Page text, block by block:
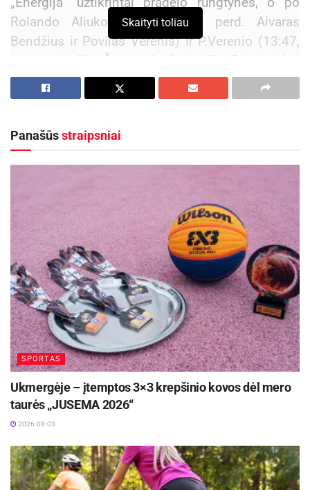
Rolando Aliukonio (7:09, rez. perd. Aivaras
Bendžius ir Povilas Verenis) ir P.Verenio (13:47,
rez. perd. Ilja Četvertakas) įvarčių šeimininkai
išsiveržė į priekį 2:0.
rez. perd. P.Verenis ir A.Bendžius), kuris jau 31-ą
kėlinio sekundę padidino atotrūkį nuo varžovų iki
Aktualios
Savaitgalį geriausi Lietuvos slalomo meistrai
rinksis Zarasuose
2026-08-04
Kupiškio mariose vyks Baltijos vandens
motociklų čempionato finalas
2026-08-04
Netrukus „Tigrų“ žaidėjas Martynas Pertrauskas
sėdo ant nubaustųjų žaidėjų suolelio, o Artiomas
Sidorovas (25:29, rez. perd. Lukas Vėželis ir
(4:0).
Vos po 17 sekundžių Dovydas Streckis (25:46,
Skaityti toliau
Panašūsstraipsniai
SPORTAS
Ukmergėje – įtemptos 3×3 krepšinio kovos dėl mero
taurės „JUSEMA 2026“
2026-08-03